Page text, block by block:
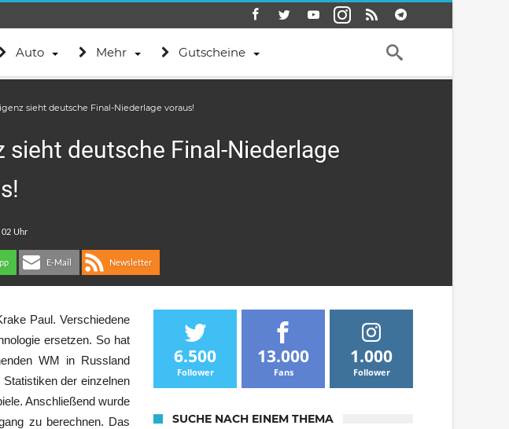
Auto Mehr Gutscheine
sieht deutsche Final-Niederlage voraus!
deutsche Final-Niederlage
E-Mail Newsletter
Paul. Verschiedene
ersetzen. So hat
WM in Russland
der einzelnen
Anschließend wurde
zu berechnen. Das
6.500
Follower
13.000
Fans
1.000
Follower
SUCHE NACH EINEM THEMA